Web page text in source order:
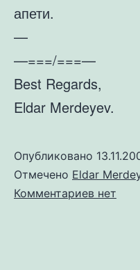
апети.
—
—===/===—
Best Regards,
Eldar Merdeyev.
Опубликовано
Отмечено Eldar
Комментариев кнет